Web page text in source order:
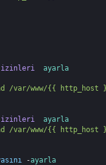
izinleri ayarla
/var/www/{{ http_host
izinleri
ayarla
/var/www/{{ http_host
-ayarla